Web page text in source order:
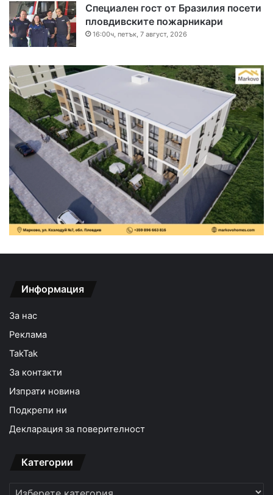
Специален гост от Бразилия посети
пловдивските пожарникари
16:00ч, петък, 7 август, 2026
Информация
За нас
Реклама
TakTak
За контакти
Изпрати новина
Подкрепи ни
Декларация за поверителност
Категории
Категории